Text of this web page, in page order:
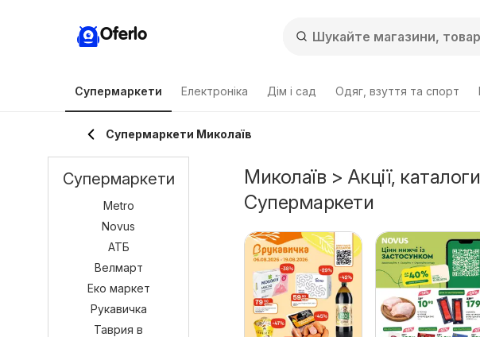
Oferlo
Супермаркети Електроніка Дім і сад Одяг, взуття та спорт
Супермаркети Миколаїв
Миколаїв > Акції,
Супермаркети
Супермаркети
Metro
Novus
АТБ
Велмарт
Еко маркет
Рукавичка
Таврия в